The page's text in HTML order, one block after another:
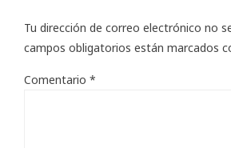
Tu dirección de correo electrónico no
campos obligatorios están marcados
Comentario *